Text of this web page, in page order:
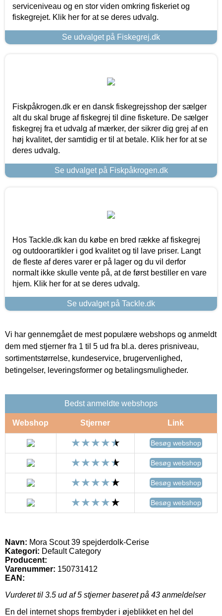
serviceniveau og en stor viden omkring fiskeriet og
fiskegrejet. Klik her for at se deres udvalg.
Se udvalget på Fiskegrej.dk
Fiskpåkrogen.dk er en dansk fiskegrejsshop der sælger
alt du skal bruge af fiskegrej til dine fisketure. De sælger
fiskegrej fra et udvalg af mærker, der sikrer dig grej af en
høj kvalitet, der samtidig er til at betale. Klik her for at se
deres udvalg.
Se udvalget på Fiskpåkrogen.dk
Hos Tackle.dk kan du købe en bred række af fiskegrej
og outdoorartikler i god kvalitet og til lave priser. Langt
de fleste af deres varer er på lager og du vil derfor
normalt ikke skulle vente på, at de først bestiller en vare
hjem. Klik her for at se deres udvalg.
Se udvalget på Tackle.dk
Vi har gennemgået de mest populære webshops og anmeldt
dem med stjerner fra 1 til 5 ud fra bl.a. deres prisniveau,
sortimentstørrelse, kundeservice, brugervenlighed,
betingelser, leveringsformer og betalingsmuligheder.
Bedst anmeldte webshops
Webshop Stjerner Link
Besøg webshop
Besøg webshop
Besøg webshop
Besøg webshop
Navn: Mora Scout 39 spejderdolk-Cerise
Kategori: Default Category
Producent:
Varenummer: 150731412
EAN:
Vurderet til 3.5 ud af 5 stjerner baseret på 43 anmeldelser
En del internet shops frembyder i øjeblikket en hel del